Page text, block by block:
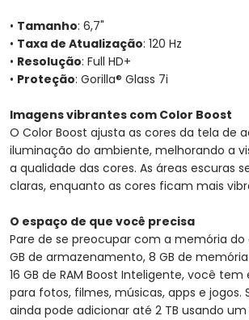
• Tamanho: 6,7"
• Taxa de Atualização: 120 Hz
• Resolução: Full HD+
• Proteção: Gorilla® Glass 7i
Imagens vibrantes com Color Boost
O Color Boost ajusta as cores da tela de
iluminação do ambiente, melhorando a
a qualidade das cores. As áreas escuras
claras, enquanto as cores ficam mais
O espaço de que você precisa
Pare de se preocupar com a memória do
GB de armazenamento, 8 GB de
16 GB de RAM Boost Inteligente, você
para fotos, filmes, músicas, apps e jogos.
ainda pode adicionar até 2 TB usando